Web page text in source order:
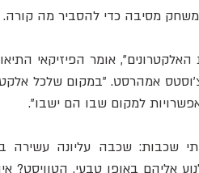
מסיבה כדי להסביר מה קורה.
למקום שבו הם ישבו".